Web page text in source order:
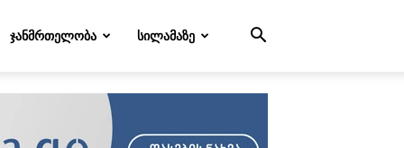
ᲯᲐᲜᲛᲠᲗᲔᲚᲝᲑᲐ ᲡᲘᲚᲐᲛᲐᲖᲔ